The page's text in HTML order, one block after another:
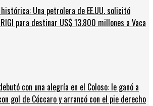
Una petrolera de EE.UU. solicitó
para destinar US$ 13.800 millones a Vaca
con una alegría en el Coloso: le ganó a
gol de Cóccaro y arrancó con el pie derecho